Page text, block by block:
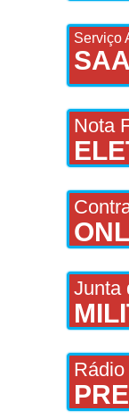
Serviço
Nota
Junta
Rádio